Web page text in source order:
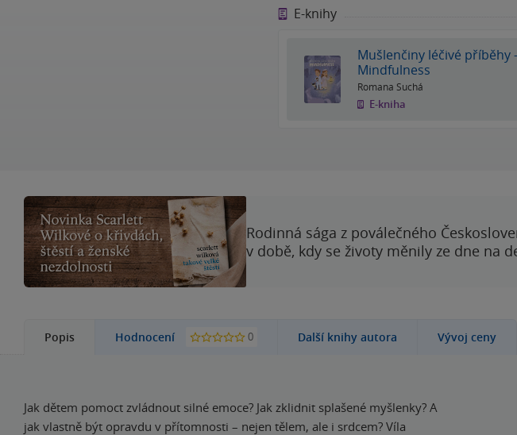
E-knihy
Mušlenčiny léčivé příběhy -
Mindfulness
Romana Suchá
E-kniha
Rodinná sága z poválečného
v době, kdy se životy měnily ze dne na
Popis Hodnocení 0 Další knihy autora Vývoj ceny
Jak dětem pomoct zvládnout silné emoce? Jak zklidnit splašené myšlenky? A
jak vlastně být opravdu v přítomnosti – nejen tělem, ale i srdcem? Víla